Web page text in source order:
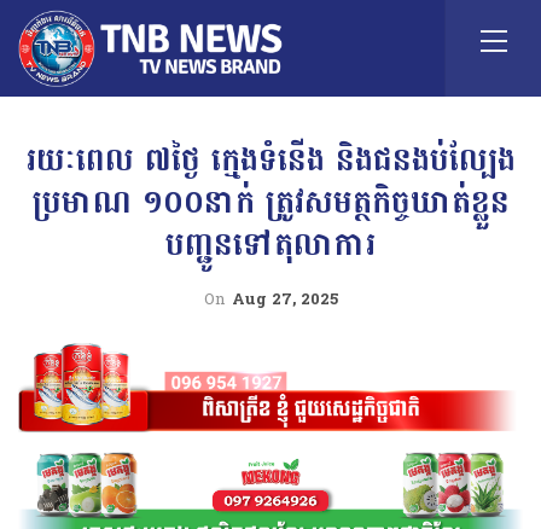
រយៈពេល ៧ថ្ងៃ ក្មេងទំនើង និងជនងប់ល្បែង
ប្រមាណ ១០០នាក់ ត្រូវសមត្ថកិច្ចឃាត់ខ្លួន
បញ្ជូនទៅតុលាការ
On Aug 27, 2025